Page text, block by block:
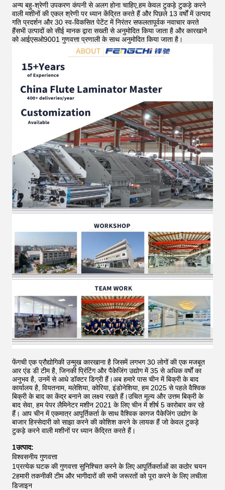
अन्य बहु-श्रेणी उपकरण कंपनी से अलग होना चाहिए,हम केवल टुकड़े टुकड़े करने
वाली मशीनों की एकल श्रेणी पर ध्यान केंद्रित करते हैं और पिछले 13 वर्षों में उत्पाद
गति प्रदर्शन और 30 स्व-विकसित पेटेंट में निरंतर सफलतापूर्वक नवाचार करते
हैंसभी उत्पादों को सीई मानक द्वारा सख्ती से अनुमोदित किया जाता है और कारखाने
को आईएसओ9001 गुणवत्ता प्रणाली के साथ अनुमोदित किया जाता है।
फेंगची एक प्रौद्योगिकी उन्मुख कारखाना है जिसमें लगभग 30 लोगों की एक मजबूत
आर एंड डी टीम है, जिनकी प्रिंटिंग और पैकेजिंग उद्योग में 35 से अधिक वर्षों का
अनुभव है, उनमें से आधे डॉक्टर डिग्री हैं।अब हमारे पास चीन में बिक्री के बाद
कार्यालय है, वियतनाम, मलेशिया, कोरिया, इंडोनेशिया, हम 2025 से पहले वैश्विक
बिक्री के बाद का केंद्र बनाने का लक्ष्य रखते हैं।उचित मूल्य और उत्तम बिक्री के
बाद सेवा, हम पेपर लैमिनेटर मशीन 2021 के लिए चीन में शीर्ष 5 कारोबार कर रहे
हैं। आप चीन में एकमात्र आपूर्तिकर्ता के साथ वैश्विक कागज पैकेजिंग उद्योग के
बाजार हिस्सेदारी को साझा करने की कोशिश करने के लायक हैं जो केवल टुकड़े
टुकड़े करने वाली मशीनों पर ध्यान केंद्रित करते हैं।
1उत्पाद:
विश्वसनीय गुणवत्ता
1प्रत्येक घटक की गुणवत्ता सुनिश्चित करने के लिए आपूर्तिकर्ताओं का कठोर चयन
2हमारी तकनीकी टीम और भागीदारों की सभी जरूरतों को पूरा करने के लिए लचीला
डिजाइन